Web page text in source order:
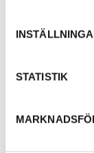
STATISTIK